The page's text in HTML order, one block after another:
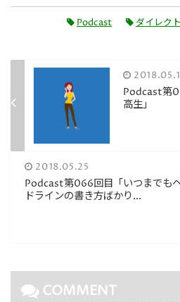
Podcast
ダイレク
Podcast第
高生」
2018.05.25
Podcast第066回目「いつまでも
ドラインの書き方ばかり...
COMMENT